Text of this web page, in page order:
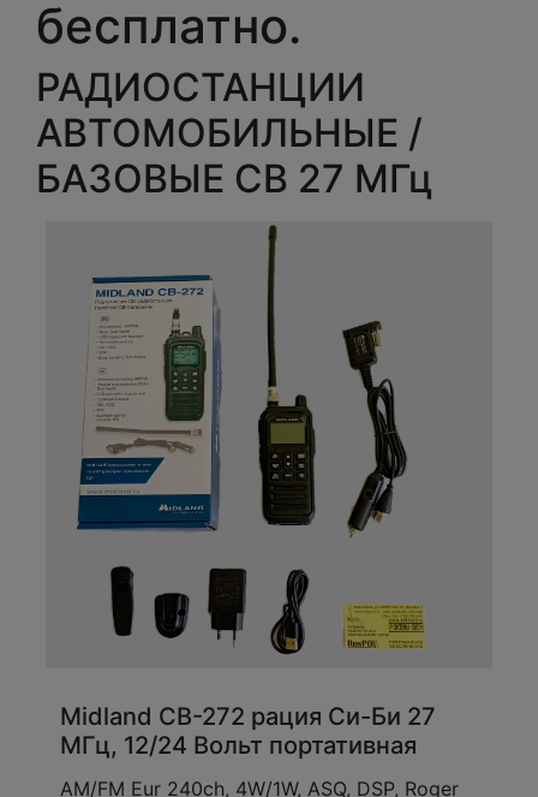
бесплатно.
РАДИОСТАНЦИИ
АВТОМОБИЛЬНЫЕ /
БАЗОВЫЕ СВ 27 МГц
Midland CB-272 рация Си-Би 27
МГц, 12/24 Вольт портативная
AM/FM Eur 240ch, 4W/1W, ASQ, DSP, Roger